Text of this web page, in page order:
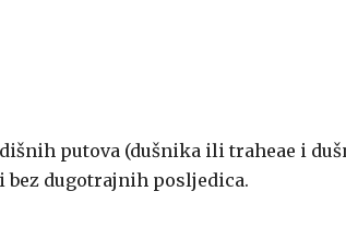
putova (dušnika ili traheae i
dugotrajnih posljedica.